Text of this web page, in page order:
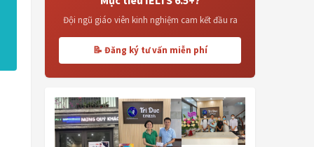
Đội ngũ giáo viên kinh nghiệm cam kết đầu ra
📝 Đăng ký tư vấn miễn phí